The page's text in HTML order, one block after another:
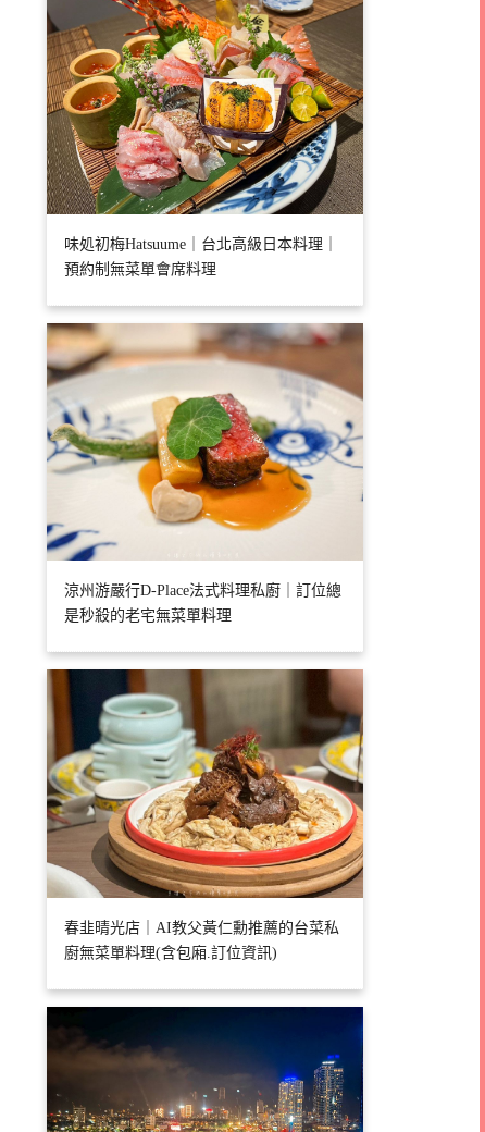
味処初梅Hatsuume｜台北高級日本料理｜
預約制無菜單會席料理
涼州游嚴行D-Place法式料理私廚｜訂位總
是秒殺的老宅無菜單料理
春韭晴光店｜AI教父黃仁勳推薦的台菜私
廚無菜單料理(含包廂.訂位資訊)